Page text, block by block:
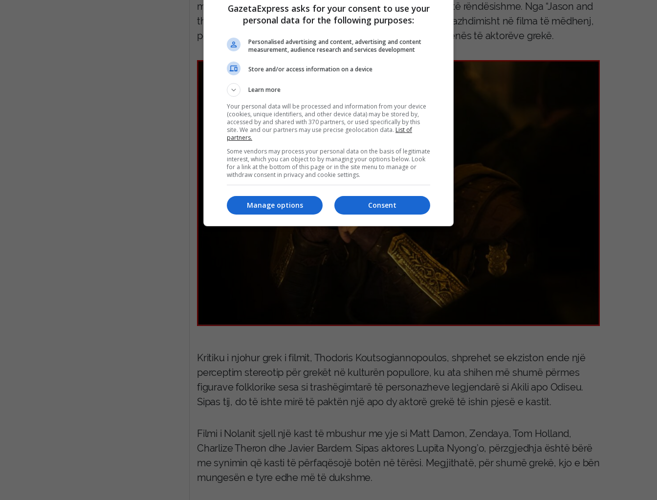
mitologjinë dhe historinë greke pa përfshirë grekë në role të rëndësishme. Nga “Jason and
the Argonauts” deri te “Troy”, historitë helene janë kthyer vazhdimisht në filma të mëdhenj,
por rrallëherë janë shoqëruar me një përfaqësim domethënës të aktorëve grekë.
Kritiku i njohur grek i filmit, Thodoris Koutsogiannopoulos, shprehet se ekziston ende një
perceptim stereotip për grekët në kulturën popullore, ku ata shihen më shumë përmes
figurave folklorike sesa si trashëgimtarë të personazheve legjendarë si Akili apo Odiseu.
Sipas tij, do të ishte mirë të paktën një apo dy aktorë grekë të ishin pjesë e kastit.
Filmi i Nolanit sjell një kast të mbushur me yje si Matt Damon, Zendaya, Tom Holland,
Charlize Theron dhe Javier Bardem. Sipas aktores Lupita Nyong’o, përzgjedhja është bërë
me synimin që kasti të përfaqësojë botën në tërësi. Megjithatë, për shumë grekë, kjo e bën
mungesën e tyre edhe më të dukshme.
GazetaExpress asks for your consent to use your
personal data for the following purposes:
Personalised advertising and content, advertising and content
measurement, audience research and services development
Store and/or access information on a device
Learn more
Your personal data will be processed and information from your device
(cookies, unique identifiers, and other device data) may be stored by,
accessed by and shared with 370 partners, or used specifically by this
site. We and our partners may use precise geolocation data. List of
partners.
Some vendors may process your personal data on the basis of legitimate
interest, which you can object to by managing your options below. Look
for a link at the bottom of this page or in the site menu to manage or
withdraw consent in privacy and cookie settings.
Consent
Manage options